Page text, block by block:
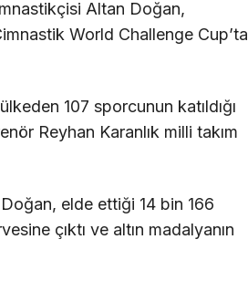
Altan Doğan,
World Challenge Cup’ta
107 sporcunun katıldığı
Reyhan Karanlık milli takım
elde ettiği 14 bin 166
çıktı ve altın madalyanın